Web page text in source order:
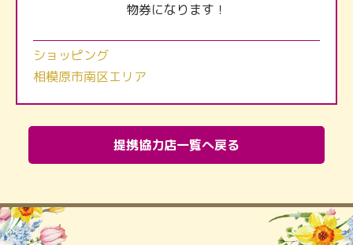
物券になります！
ショッピング
相模原市南区エリア
提携協力店一覧へ戻る